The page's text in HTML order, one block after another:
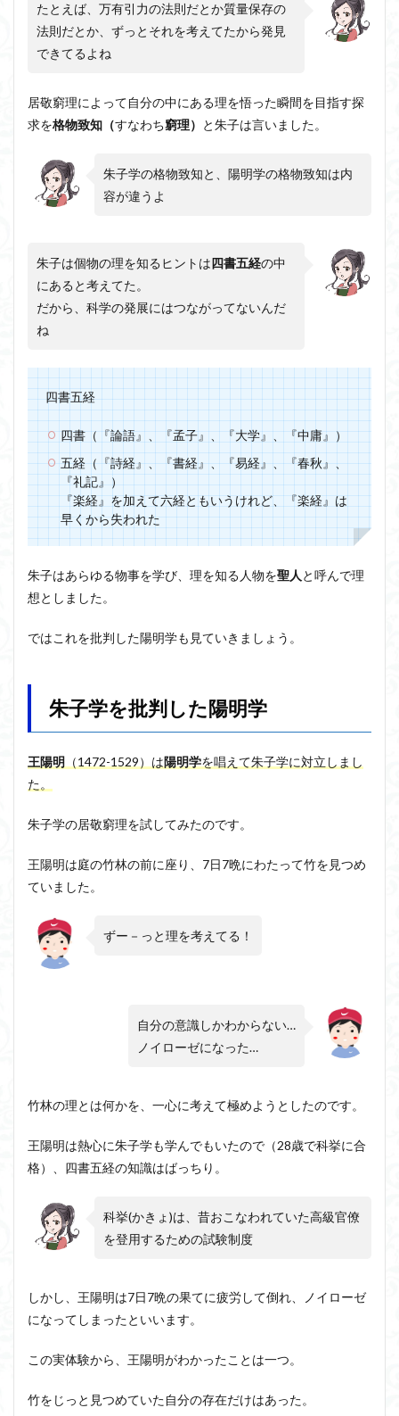
たとえば、万有引力の法則だとか質量保存の
法則だとか、ずっとそれを考えてたから発見
できてるよね
居敬窮理によって自分の中にある理を悟った瞬間を目指す探
求を格物致知（すなわち窮理） と朱子は言いました。
朱子学の格物致知と、陽明学の格物致知は内
容が違うよ
朱子は個物の理を知るヒントは四書五経の中
にあると考えてた。
だから、科学の発展にはつながってないんだ
ね
四書五経
四書（『論語』、『孟子』、『大学』、『中庸』）
五経（『詩経』、『書経』、『易経』、『春秋』、
『礼記』）
『楽経』を加えて六経ともいうけれど、『楽経』は
早くから失われた
朱子はあらゆる物事を学び、理を知る人物を聖人 と呼んで理
想としました。
ではこれを批判した陽明学も見ていきましょう。
朱子学を批判した陽明学
王陽明 （1472-1529）は陽明学を唱えて朱子学に対立しまし
た。
朱子学の居敬窮理を試してみたのです。
王陽明は庭の竹林の前に座り、7日7晩にわたって竹を見つめ
ていました。
ずー－っと理を考えてる！
自分の意識しかわからない…
ノイローゼになった…
竹林の理とは何かを、一心に考えて極めようとしたのです。
王陽明は熱心に朱子学も学んでもいたので（28歳で科挙に合
格）、四書五経の知識はばっちり。
科挙(かきょ)は、昔おこなわれていた高級官僚
を登用するための試験制度
しかし、王陽明は7日7晩の果てに疲労して倒れ、ノイローゼ
になってしまったといいます。
この実体験から、王陽明がわかったことは一つ。
竹をじっと見つめていた自分の存在だけはあった。